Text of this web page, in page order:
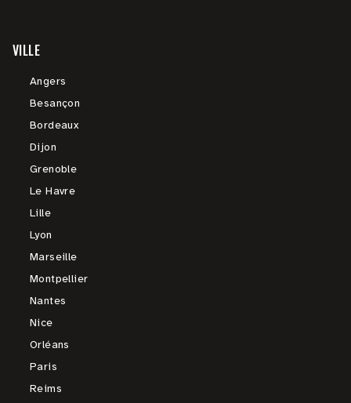
VILLE
Angers
Besançon
Bordeaux
Dijon
Grenoble
Le Havre
Lille
Lyon
Marseille
Montpellier
Nantes
Nice
Orléans
Paris
Reims